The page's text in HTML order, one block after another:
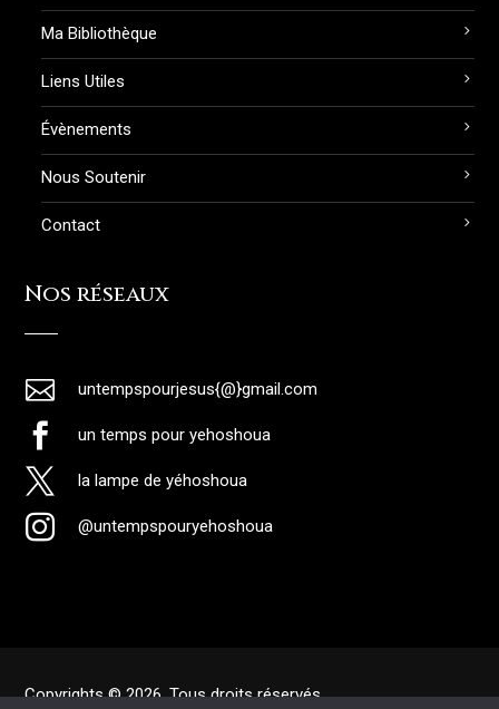
Ma Bibliothèque
Liens Utiles
Évènements
Nous Soutenir
Contact
Nos réseaux
 untempspourjesus{@}gmail.com
 un temps pour yehoshoua
 la lampe de yéhoshoua
 @untempspouryehoshoua
Copyrights © 2026. Tous droits réservés